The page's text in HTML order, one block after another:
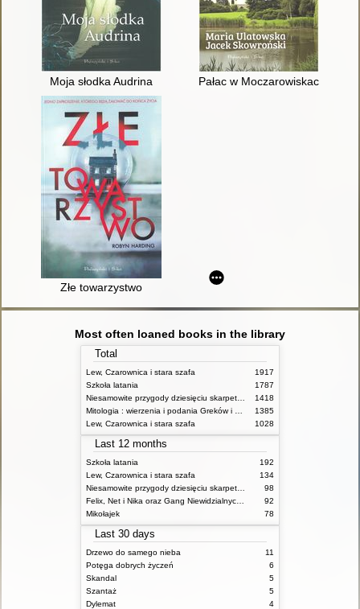
Moja słodka Audrina Pałac w Moczarowiskach
Złe towarzystwo
Most often loaned books in the library
Total
Lew, Czarownica i stara szafa
1917
Szkoła latania
1787
1418
1385
Lew, Czarownica i stara szafa
1028
Last 12 months
Szkoła latania
192
Lew, Czarownica i stara szafa
134
98
92
Mikołajek
78
Last 30 days
Drzewo do samego nieba
11
Potęga dobrych życzeń
6
Skandal
5
Szantaż
5
Dylemat
4